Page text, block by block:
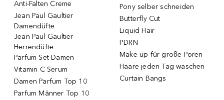
Anti-Falten Creme
Jean Paul Gaultier
Damendüfte
Jean Paul Gaultier
Herrendüfte
Parfum Set Damen
Vitamin C Serum
Damen Parfum Top 10
Parfum Männer Top 10
Pony selber schneiden
Butterfly Cut
Liquid Hair
PDRN
Make-up für große Poren
Haare jeden Tag waschen
Curtain Bangs